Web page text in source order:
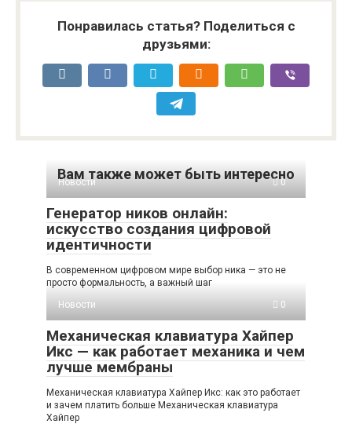
Понравилась статья? Поделиться с
друзьями:
Вам также может быть интересно
Новости 0
Генератор ников онлайн:
искусство создания цифровой
идентичности
В современном цифровом мире выбор ника — это не
просто формальность, а важный шаг
Новости
0
Механическая клавиатура Хайпер
Икс — как работает механика и чем
лучше мембраны
Механическая клавиатура Хайпер Икс: как это работает
и зачем платить больше Механическая клавиатура
Хайпер